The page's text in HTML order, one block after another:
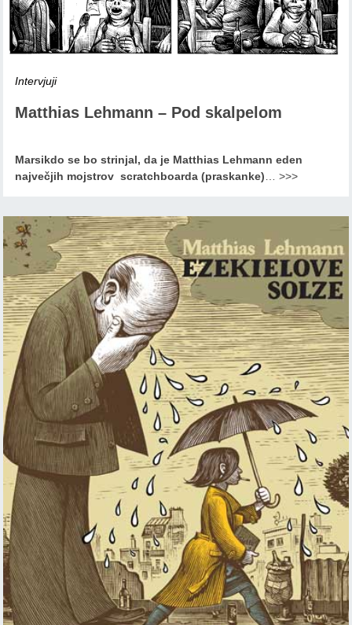
Intervjuji
Matthias Lehmann – Pod skalpelom
Marsikdo se bo strinjal, da je Matthias Lehmann eden
največjih mojstrov scratchboarda (praskanke)…>>>